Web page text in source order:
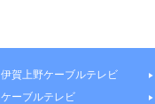
伊賀上野ケーブルテレビ
ケーブルテレビ